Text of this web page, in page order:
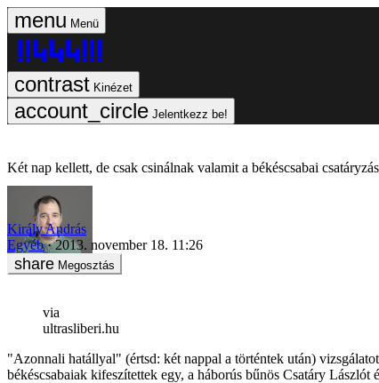
Menü
Kinézet
Jelentkezz be!
Két nap kellett, de csak csinálnak valamit a békéscsabai
Király András
Egyéb
2013. november 18. 11:26
Megosztás
via
ultrasliberi.hu
"Azonnali hatállyal" (értsd: két nappal a történtek után)
békéscsabaiak kifeszítettek egy, a háborús bűnös Csatáry